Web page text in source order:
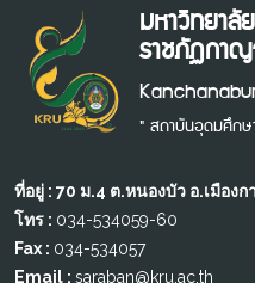
มหาวิทยาลัย
ราชภัฏกา
" สถาบันอุดมศึก
ที่อยู่ : 70 ม.4 ต.หนองบัว อ.เมือง
โทร : 034-534059-60
Fax : 034-534057
Email : saraban@kru.ac.th